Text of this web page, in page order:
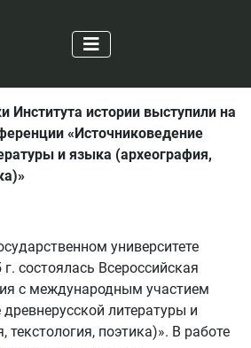
Института истории выступили на
«Источниковедение
и языка (археография,
университете
состоялась Всероссийская
с международным участием
литературы и
текстология, поэтика)». В работе